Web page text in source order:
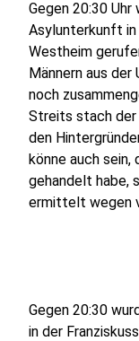
Gegen 20:30
Asylunterkunft in
Westheim
Männern aus
noch
Streits stach der
den
könne auch
gehandelt habe,
ermittelt wegen
Gegen 20:30
in der